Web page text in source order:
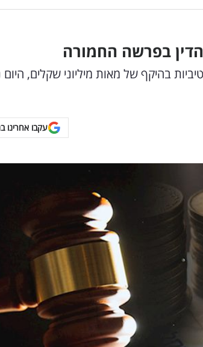
הדין בפרשה החמורה
בהיקף של מאות מיליוני שקלים, היום
עקבו אחרינו